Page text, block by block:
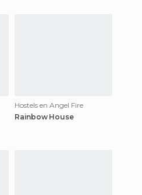
Hostels en Angel Fire
Rainbow House